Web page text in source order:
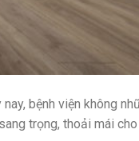
bệnh viện không
trọng, thoải mái cho